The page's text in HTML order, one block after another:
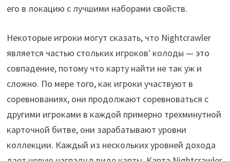
его в локацию с лучшими наборами свойств.
Некоторые игроки могут сказать, что Nightcrawler
является частью стольких игроков' колоды — это
совпадение, потому что карту найти не так уж и
сложно. По мере того, как игроки участвуют в
соревнованиях, они продолжают соревноваться с
другими игроками в каждой примерно трехминутной
карточной битве, они зарабатывают уровни
коллекции. Каждый из нескольких уровней дохода